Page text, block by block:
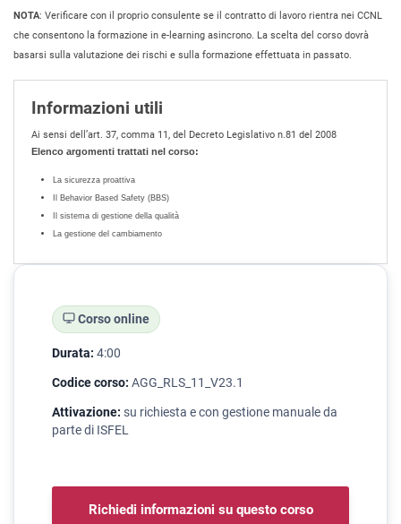
NOTA: Verificare con il proprio consulente se il contratto di lavoro rientra nei CCNL
che consentono la formazione in e-learning asincrono. La scelta del corso dovrà
basarsi sulla valutazione dei rischi e sulla formazione effettuata in passato.
Informazioni utili
Ai sensi dell’art. 37, comma 11, del Decreto Legislativo n.81 del 2008
Elenco argomenti trattati nel corso:
La sicurezza proattiva
Il Behavior Based Safety (BBS)
Il sistema di gestione della qualità
La gestione del cambiamento
Corso online
Durata: 4:00
Codice corso: AGG_RLS_11_V23.1
Attivazione: su richiesta e con gestione manuale da
parte di ISFEL
Richiedi informazioni su questo corso